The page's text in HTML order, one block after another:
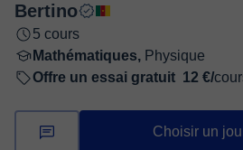
Bertino
5 cours
Mathématiques, Physique
Offre un essai gratuit 12 €/
Choisir un